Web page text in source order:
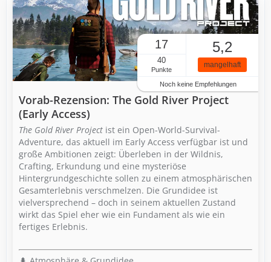
17
40
Punkte
5,2
mangelhaft
Noch keine Empfehlungen
Vorab-Rezension: The Gold River Project
(Early Access)
The Gold River Project ist ein Open-World-Survival-
Adventure, das aktuell im Early Access verfügbar ist und
große Ambitionen zeigt: Überleben in der Wildnis,
Crafting, Erkundung und eine mysteriöse
Hintergrundgeschichte sollen zu einem atmosphärischen
Gesamterlebnis verschmelzen. Die Grundidee ist
vielversprechend – doch in seinem aktuellen Zustand
wirkt das Spiel eher wie ein Fundament als wie ein
fertiges Erlebnis.